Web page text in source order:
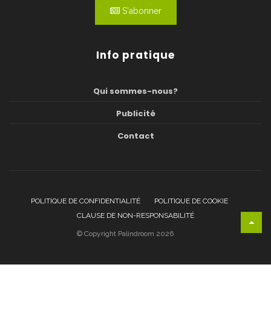
S'abonner
Info pratique
Qui sommes-nous?
Publicité
Contact
POLITIQUE DE CONFIDENTIALITÉ
POLITIQUE DE COOKIE
CLAUSE DE NON-RESPONSABILITÉ
© Copyright Palindroom 2026